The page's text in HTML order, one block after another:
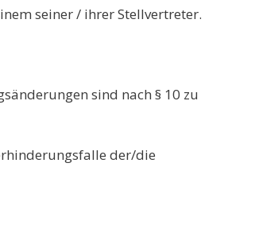
seiner / ihrer Stellvertreter.
sind nach § 10 zu
der/die